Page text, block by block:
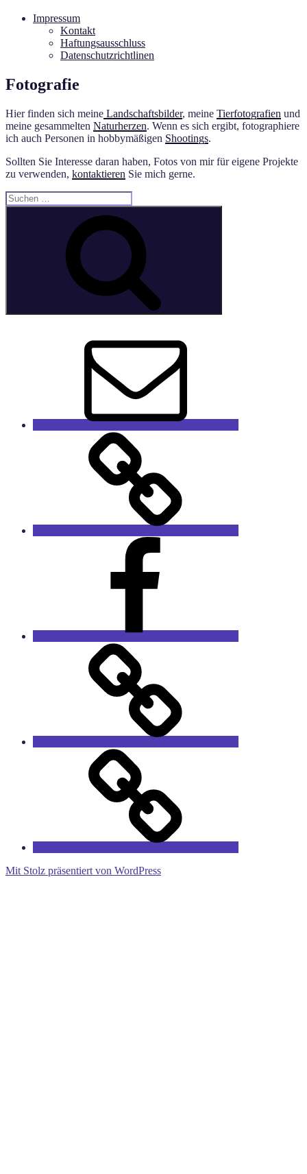
Impressum
Kontakt
Haftungsausschluss
Datenschutzrichtlinen
Fotografie
Hier finden sich meine Landschaftsbilder, meine Tierfotografien und
meine gesammelten Naturherzen. Wenn es sich ergibt, fotographiere
ich auch Personen in hobbymäßigen Shootings.
Sollten Sie Interesse daran haben, Fotos von mir für eigene Projekte
zu verwenden, kontaktieren Sie mich gerne.
Suche
nach:
Sprucharchiv
Mit Stolz präsentiert von WordPress